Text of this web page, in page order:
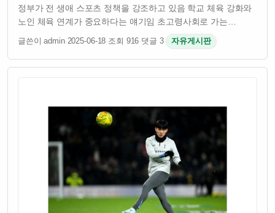
정부가 전 생애 스포츠 정책을 강조하고 있음 학교 체육 강화와
노인 체육 연계가 중요하다는 얘기임 초고령사회로 가는
한국에서 건강한 노년을 위한 체육 정책이 절실함 스포츠를
통해 어릴 때부터 건강하게 키우고 늙을수록도 운동으로 삶의
질 유지하려는 접근이 필요하다는 거임…
글쓴이 admin·2025-06-18·조회 916·댓글 3· 자유게시판